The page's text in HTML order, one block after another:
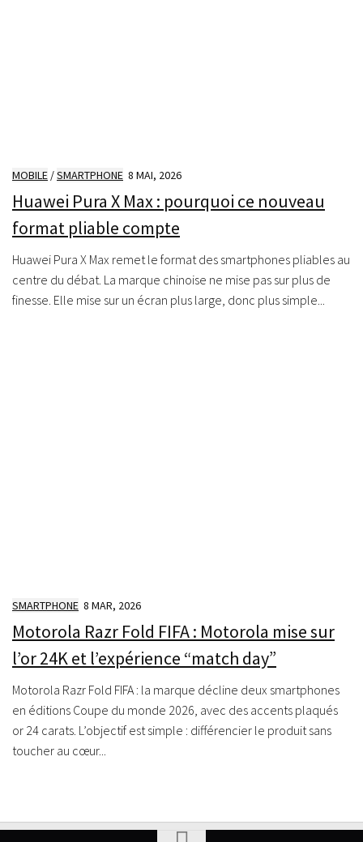
MOBILE /SMARTPHONE 8 MAI, 2026
Huawei Pura X Max : pourquoi ce nouveau
format pliable compte
Huawei Pura X Max remet le format des smartphones pliables au
centre du débat. La marque chinoise ne mise pas sur plus de
finesse. Elle mise sur un écran plus large, donc plus simple...
SMARTPHONE 8 MAR, 2026
Motorola Razr Fold FIFA : Motorola mise sur
l’or 24K et l’expérience “match day”
Motorola Razr Fold FIFA : la marque décline deux smartphones
en éditions Coupe du monde 2026, avec des accents plaqués
or 24 carats. L’objectif est simple : différencier le produit sans
toucher au cœur...